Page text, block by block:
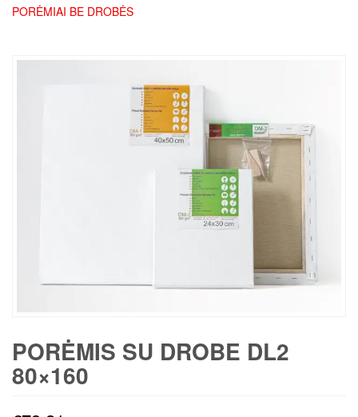
PORĖMIAI BE DROBĖS
PORĖMIS SU DROBE DL2
80×160